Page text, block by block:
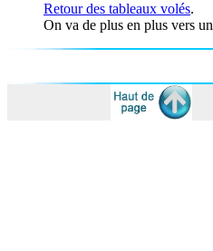
Retour des tableaux volés.
On va de plus en plus vers un